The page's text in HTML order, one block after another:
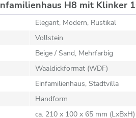
H8 mit Klinker
Elegant, Modern, Rustikal
Vollstein
Beige / Sand, Mehrfarbig
Waaldickformat (WDF)
Einfamilienhaus, Stadtvilla
Handform
ca. 210 x 100 x 65 mm (LxBxH)